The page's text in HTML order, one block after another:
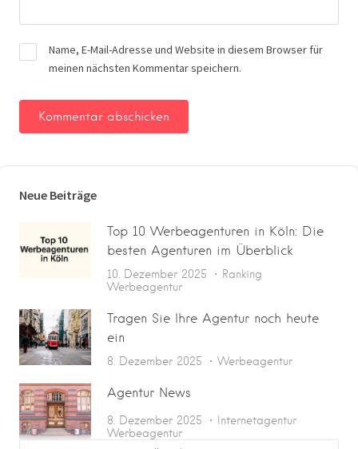
Name, E-Mail-Adresse und Website in diesem Browser für
meinen nächsten Kommentar speichern.
Neue Beiträge
Top 10 Werbeagenturen in Köln: Die
besten Agenturen im Überblick
10. Dezember 2025
Ranking
Werbeagentur
Tragen Sie Ihre Agentur noch heute
ein
8. Dezember 2025 Werbeagentur
Agentur News
8. Dezember 2025
Internetagentur
Werbeagentur